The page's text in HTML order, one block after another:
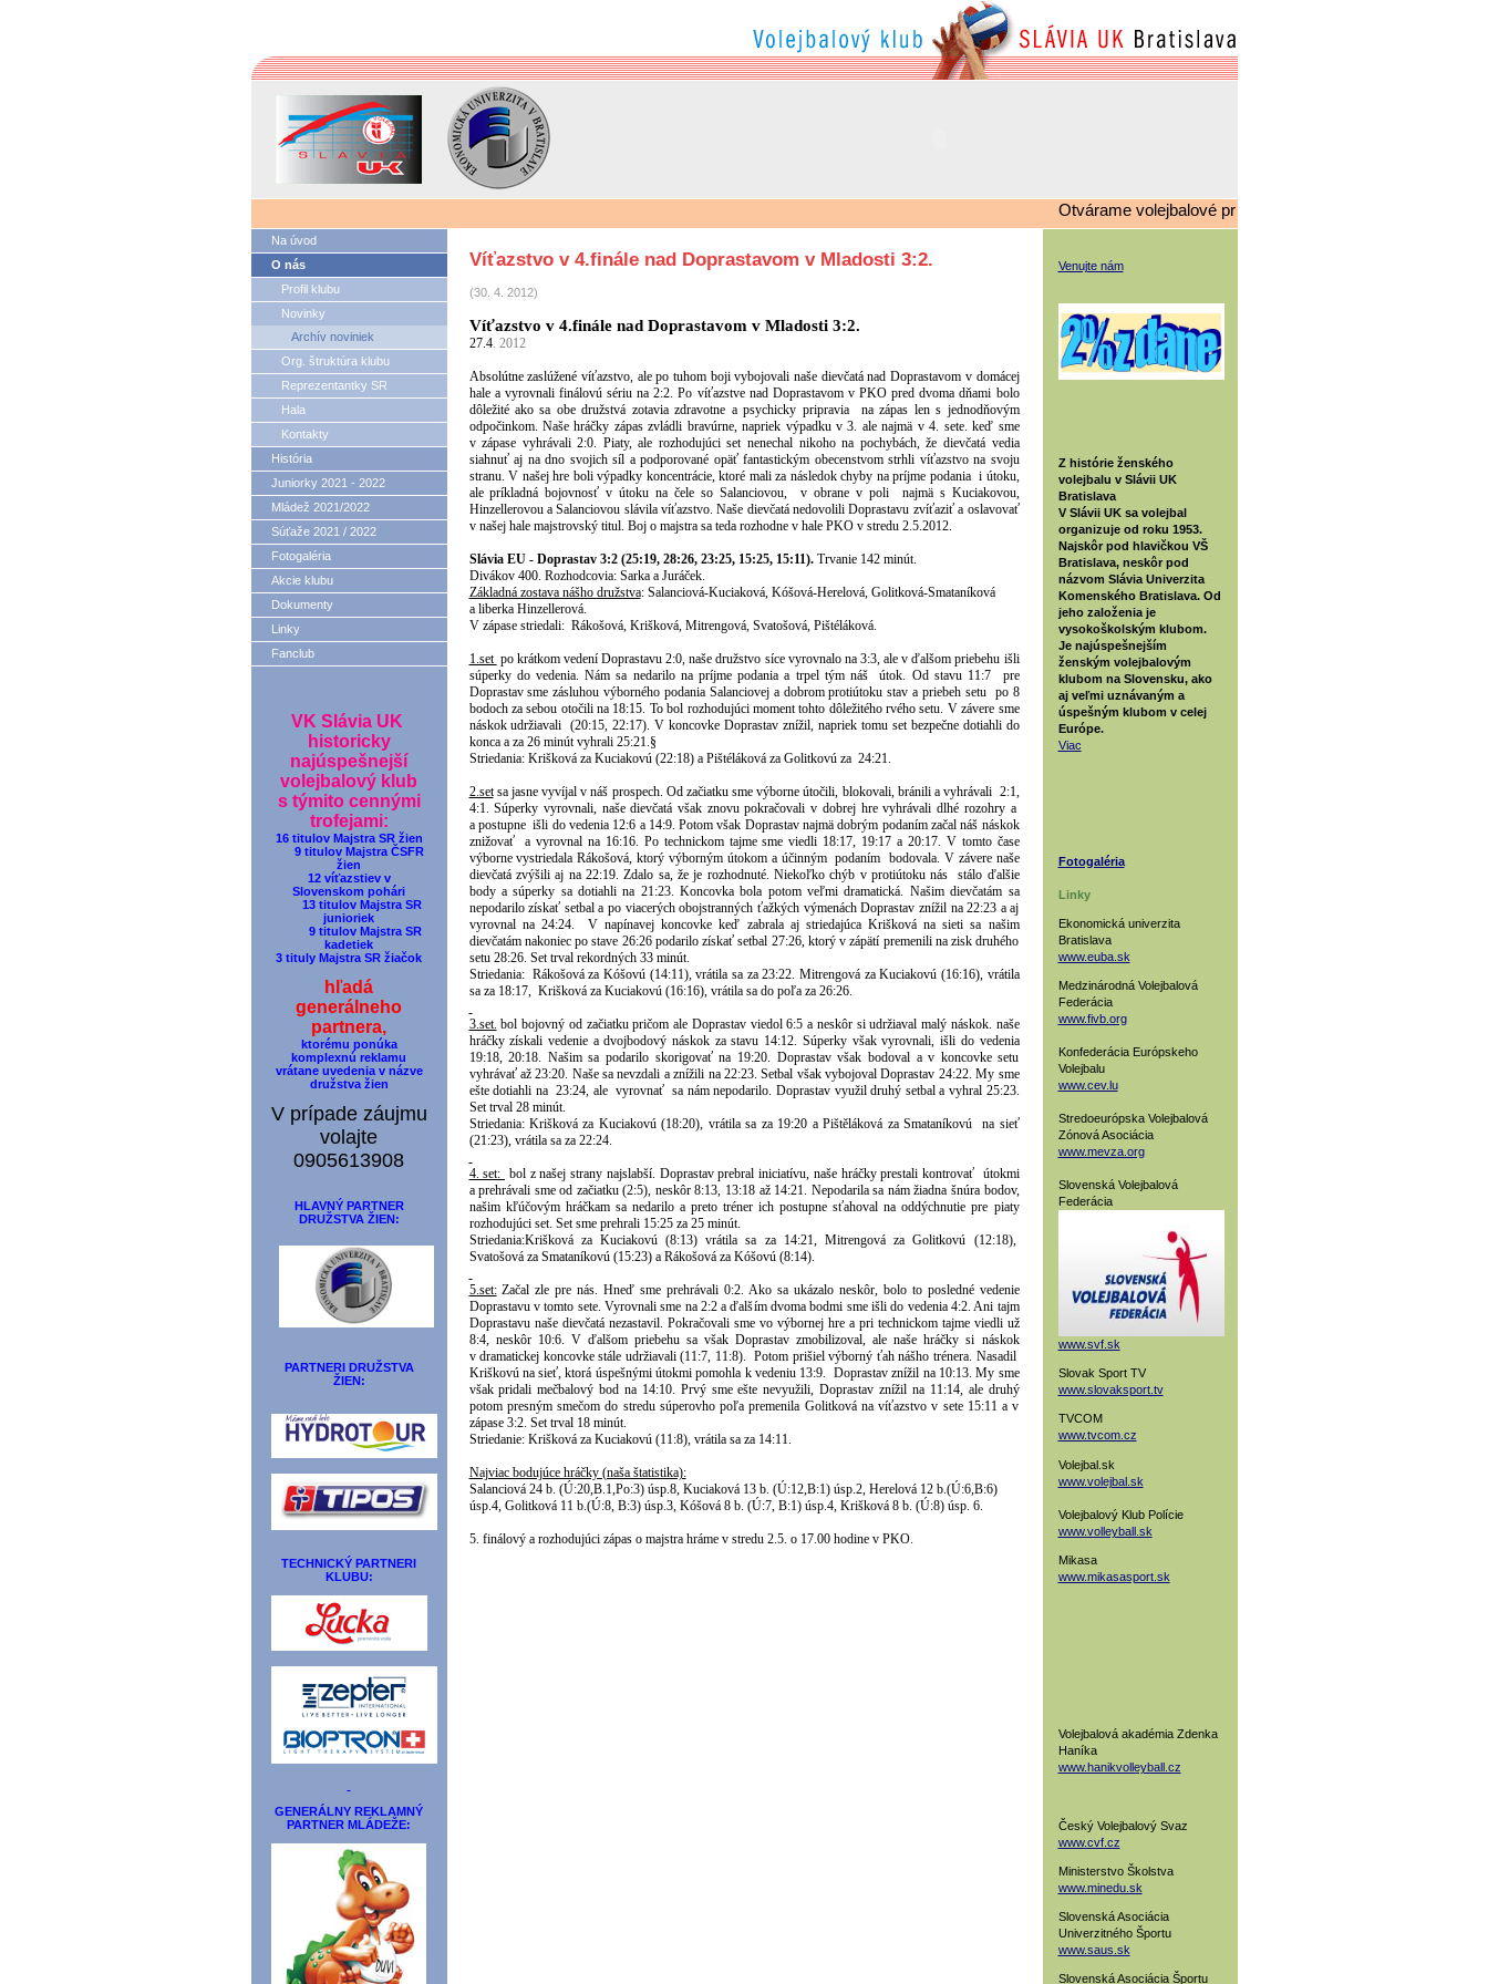
Otvárame volejbalové prípravky, v prípade záujmu kontaktujte
Na úvod
O nás
Profil klubu
Novinky
Archív noviniek
Org. štruktúra klubu
Reprezentantky SR
Hala
Kontakty
História
Juniorky 2021 - 2022
Mládež 2021/2022
Súťaže 2021 / 2022
Fotogaléria
Akcie klubu
Dokumenty
Linky
Fanclub
VK Slávia UK
historicky
najúspešnejší
volejbalový klub
s týmito cennými
trofejami:
16 titulov Majstra SR žien
9 titulov Majstra ČSFR
žien
12 víťazstiev v
Slovenskom pohári
13 titulov Majstra SR
junioriek
9 titulov Majstra SR
kadetiek
3 tituly Majstra SR žiačok
hľadá
generálneho
partnera,
ktorému ponúka
komplexnú reklamu
vrátane uvedenia v názve
družstva žien
V prípade záujmu
volajte
0905613908
HLAVNÝ PARTNER
DRUŽSTVA ŽIEN:
PARTNERI DRUŽSTVA
ŽIEN:
TECHNICKÝ PARTNERI
KLUBU:
GENERÁLNY REKLAMNÝ
PARTNER MLÁDEŽE:
Víťazstvo v 4.finále nad Doprastavom v Mladosti 3:2.
(30. 4. 2012)
Víťazstvo v 4.finále nad Doprastavom v Mladosti 3:2.
27.4. 2012
Absolútne zaslúžené víťazstvo, ale po tuhom boji vybojovali naše dievčatá nad Doprastavom v domácej
hale a vyrovnali finálovú sériu na 2:2. Po víťazstve nad Doprastavom v PKO pred dvoma dňami bolo
dôležité ako sa obe družstvá zotavia zdravotne a psychicky pripravia
na zápas len s jednodňovým
odpočinkom. Naše hráčky zápas zvládli bravúrne, napriek výpadku v 3. ale najmä v 4. sete. keď sme
v zápase vyhrávali 2:0. Piaty, ale rozhodujúci set nenechal nikoho na pochybách, že dievčatá vedia
siahnuť aj na dno svojich síl a podporované opäť fantastickým obecenstvom strhli víťazstvo na svoju
stranu. V našej hre boli výpadky koncentrácie, ktoré mali za následok chyby na príjme podania i útoku,
ale príkladná bojovnosť v útoku na čele so Salanciovou,
v obrane v poli
najmä s Kuciakovou,
Hinzellerovou a Salanciovou slávila víťazstvo. Naše dievčatá nedovolili Doprastavu zvíťaziť a oslavovať
v našej hale majstrovský titul. Boj o majstra sa teda rozhodne v hale PKO v stredu 2.5.2012.
Slávia EU - Doprastav 3:2 (25:19, 28:26, 23:25, 15:25, 15:11).Trvanie 142 minút.
Divákov 400. Rozhodcovia: Sarka a Juráček.
Základná zostava nášho družstva: Salanciová-Kuciaková, Kóšová-Herelová, Golitková-Smataníková
a liberka Hinzellerová.
V zápase striedali: Rákošová, Krišková, Mitrengová, Svatošová, Pištéláková.
1.set po krátkom vedení Doprastavu 2:0, naše družstvo síce vyrovnalo na 3:3, ale v ďalšom priebehu išli
súperky do vedenia. Nám sa nedarilo na príjme podania a trpel tým náš
útok. Od stavu 11:7
pre
Doprastav sme zásluhou výborného podania Salanciovej a dobrom protiútoku stav a priebeh setu po 8
bodoch za sebou otočili na 18:15. To bol rozhodujúci moment tohto dôležitého rvého setu. V závere sme
náskok udržiavali (20:15, 22:17). V koncovke Doprastav znížil, napriek tomu set bezpečne dotiahli do
konca a za 26 minút vyhrali 25:21.§
Striedania: Krišková za Kuciakovú (22:18) a Pištéláková za Golitkovú za 24:21.
2.setsa jasne vyvíjal v náš prospech. Od začiatku sme výborne útočili, blokovali, bránili a vyhrávali 2:1,
4:1. Súperky vyrovnali, naše dievčatá však znovu pokračovali v dobrej hre vyhrávali dlhé rozohry a
a postupne išli do vedenia 12:6 a 14:9. Potom však Doprastav najmä dobrým podaním začal náš náskok
znižovať
a vyrovnal na 16:16. Po technickom tajme sme viedli 18:17, 19:17 a 20:17. V tomto čase
výborne vystriedala Rákošová, ktorý výborným útokom a účinným podaním bodovala. V závere naše
dievčatá zvýšili aj na 22:19. Zdalo sa, že je rozhodnuté. Niekoľko chýb v protiútoku nás
stálo ďalšie
body a súperky sa dotiahli na 21:23. Koncovka bola potom veľmi dramatická. Našim dievčatám sa
nepodarilo získať setbal a po viacerých obojstranných ťažkých výmenách Doprastav znížil na 22:23 a aj
vyrovnal na 24:24.
V napínavej koncovke keď zabrala aj striedajúca Krišková na sieti sa našim
dievčatám nakoniec po stave 26:26 podarilo získať setbal 27:26, ktorý v zápätí premenili na zisk druhého
setu 28:26. Set trval rekordných 33 minút.
Striedania: Rákošová za Kóšovú (14:11), vrátila sa za 23:22. Mitrengová za Kuciakovú (16:16), vrátila
sa za 18:17, Krišková za Kuciakovú (16:16), vrátila sa do poľa za 26:26.
3.set. bol bojovný od začiatku pričom ale Doprastav viedol 6:5 a neskôr si udržiaval malý náskok. naše
hráčky získali vedenie a dvojbodový náskok za stavu 14:12. Súperky však vyrovnali, išli do vedenia
19:18, 20:18. Našim sa podarilo skorigovať na 19:20. Doprastav však bodoval a v koncovke setu
vyhrávať až 23:20. Naše sa nevzdali a znížili na 22:23. Setbal však vybojoval Doprastav 24:22. My sme
ešte dotiahli na 23:24, ale vyrovnať sa nám nepodarilo. Doprastav využil druhý setbal a vyhral 25:23.
Set trval 28 minút.
Striedania: Krišková za Kuciakovú (18:20), vrátila sa za 19:20 a Pištěláková za Smataníkovú
na sieť
(21:23), vrátila sa za 22:24.
4. set: bol z našej strany najslabší. Doprastav prebral iniciatívu, naše hráčky prestali kontrovať útokmi
a prehrávali sme od začiatku (2:5), neskôr 8:13, 13:18 až 14:21. Nepodarila sa nám žiadna šnúra bodov,
našim kľúčovým hráčkam sa nedarilo a preto tréner ich postupne sťahoval na oddýchnutie pre piaty
rozhodujúci set. Set sme prehrali 15:25 za 25 minút.
Striedania:Krišková za Kuciakovú (8:13) vrátila sa za 14:21, Mitrengová za Golitkovú (12:18),
Svatošová za Smataníkovú (15:23) a Rákošová za Kóšovú (8:14).
5.set:Začal zle pre nás. Hneď sme prehrávali 0:2. Ako sa ukázalo neskôr, bolo to posledné vedenie
Doprastavu v tomto sete. Vyrovnali sme na 2:2 a ďalším dvoma bodmi sme išli do vedenia 4:2. Ani tajm
Doprastavu naše dievčatá nezastavil. Pokračovali sme vo výbornej hre a pri technickom tajme viedli už
8:4, neskôr 10:6. V ďalšom priebehu sa však Doprastav zmobilizoval, ale naše hráčky si náskok
v dramatickej koncovke stále udržiavali (11:7, 11:8). Potom prišiel výborný ťah nášho trénera. Nasadil
Kriškovú na sieť, ktorá úspešnými útokmi pomohla k vedeniu 13:9. Doprastav znížil na 10:13. My sme
však pridali mečbalový bod na 14:10. Prvý sme ešte nevyužili, Doprastav znížil na 11:14, ale druhý
potom presným smečom do stredu súperovho poľa premenila Golitková na víťazstvo v sete 15:11 a v
zápase 3:2. Set trval 18 minút.
Striedanie: Krišková za Kuciakovú (11:8), vrátila sa za 14:11.
Najviac bodujúce hráčky (naša štatistika):
Salanciová 24 b. (Ú:20,B.1,Po:3) úsp.8, Kuciaková 13 b. (Ú:12,B:1) úsp.2, Herelová 12 b.(Ú:6,B:6)
úsp.4, Golitková 11 b.(Ú:8, B:3) úsp.3, Kóšová 8 b. (Ú:7, B:1) úsp.4, Krišková 8 b. (Ú:8) úsp. 6.
5. finálový a rozhodujúci zápas o majstra hráme v stredu 2.5. o 17.00 hodine v PKO.
Venujte nám
Z histórie ženského
volejbalu v Slávii UK
Bratislava
V Slávii UK sa volejbal
organizuje od roku 1953.
Najskôr pod hlavičkou VŠ
Bratislava, neskôr pod
názvom Slávia Univerzita
Komenského Bratislava. Od
jeho založenia je
vysokoškolským klubom.
Je najúspešnejším
ženským volejbalovým
klubom na Slovensku, ako
aj veľmi uznávaným a
úspešným klubom v celej
Európe.
Viac
Fotogaléria
Linky
Ekonomická univerzita
Bratislava
www.euba.sk
Medzinárodná Volejbalová
Federácia
www.fivb.org
Konfederácia Európskeho
Volejbalu
www.cev.lu
Stredoeurópska Volejbalová
Zónová Asociácia
www.mevza.org
Slovenská Volejbalová
Federácia
www.svf.sk
Slovak Sport TV
www.slovaksport.tv
TVCOM
www.tvcom.cz
Volejbal.sk
www.volejbal.sk
Volejbalový Klub Polície
www.volleyball.sk
Mikasa
www.mikasasport.sk
Volejbalová akadémia Zdenka
Haníka
www.hanikvolleyball.cz
Český Volejbalový Svaz
www.cvf.cz
Ministerstvo Školstva
www.minedu.sk
Slovenská Asociácia
Univerzitného Športu
www.saus.sk
Slovenská Asociácia Športu